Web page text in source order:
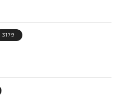
3179